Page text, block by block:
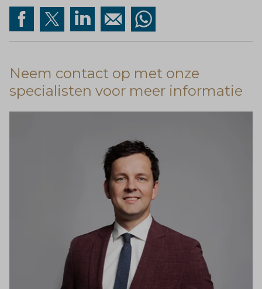
Neem contact op met onze
specialisten voor meer informatie